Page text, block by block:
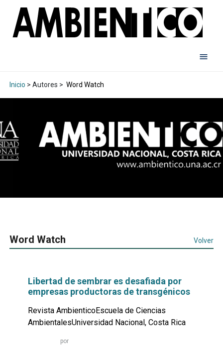
Inicio > Autores > Word Watch
Word Watch Volver
Libertad de sembrar es desafiada por
empresas productoras de transgénicos
Revista AmbienticoEscuela de Ciencias
AmbientalesUniversidad Nacional, Costa Rica
por